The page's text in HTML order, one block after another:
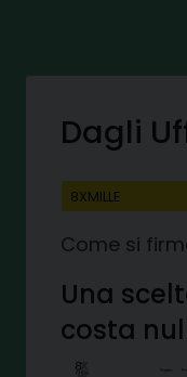
Dagli
8XMILLE
Come si
Una
costa